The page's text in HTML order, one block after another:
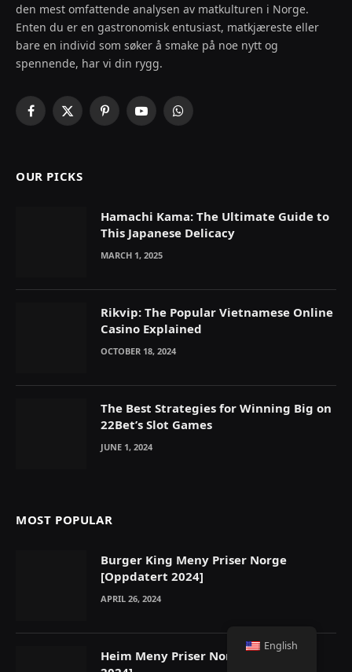
den mest omfattende analysen av matkulturen i Norge.
Enten du er en gastronomisk entusiast, matkjæreste eller
bare en individ som søker å smake på noe nytt og
spennende, har vi din rygg.
Facebook
X
PinterestYouTubeWhatsApp
OUR PICKS
Hamachi Kama: The Ultimate Guide to
This Japanese Delicacy
MARCH 1, 2025
Rikvip: The Popular Vietnamese Online
Casino Explained
OCTOBER 18, 2024
The Best Strategies for Winning Big on
22Bet’s Slot Games
JUNE 1, 2024
MOST POPULAR
Burger King Meny Priser Norge
[Oppdatert 2024]
APRIL 26, 2024
Heim Meny Priser Norge [Oppdatert
English